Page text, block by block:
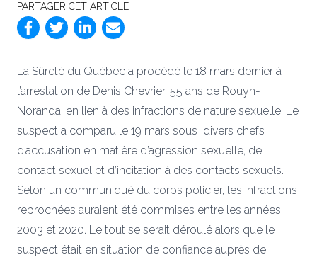
PARTAGER CET ARTICLE
La Sûreté du Québec a procédé le 18 mars dernier à
l’arrestation de Denis Chevrier, 55 ans de Rouyn-
Noranda, en lien à des infractions de nature sexuelle. Le
suspect a comparu le 19 mars sous divers chefs
d’accusation en matière d’agression sexuelle, de
contact sexuel et d’incitation à des contacts sexuels.
Selon un communiqué du corps policier, les infractions
reprochées auraient été commises entre les années
2003 et 2020. Le tout se serait déroulé alors que le
suspect était en situation de confiance auprès de